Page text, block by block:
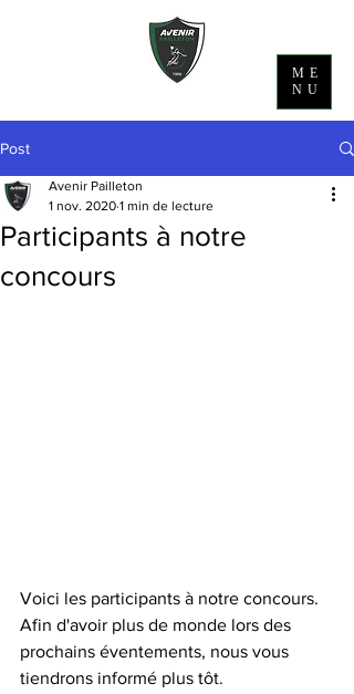
ME
NU
Post
Participants à notre
concours
Avenir Pailleton
1 nov. 2020 1 min de lecture
Voici les participants à notre concours.
Afin d'avoir plus de monde lors des
prochains éventements, nous vous
tiendrons informé plus tôt.